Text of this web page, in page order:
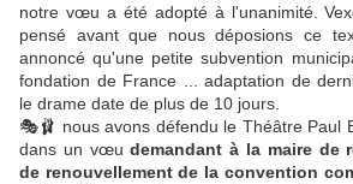
notre vœu a été adopté à l'unanimité.
pensé avant que nous déposions ce
annoncé qu'une petite subvention
fondation de France ... adaptation de
le drame date de plus de 10 jours.
🎭🩰 nous avons défendu le Théâtre Paul
dans un vœudemandant à la maire de
de renouvellement de la convention